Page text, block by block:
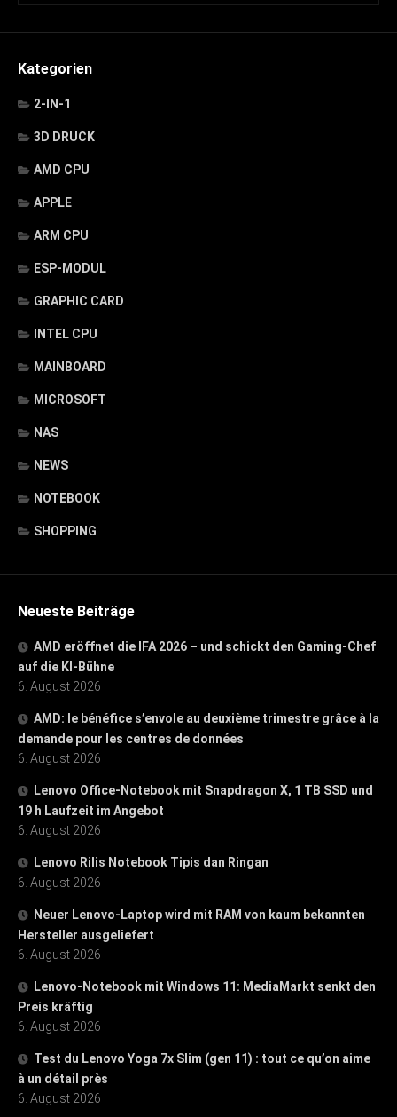
Kategorien
2-IN-1
3D DRUCK
AMD CPU
APPLE
ARM CPU
ESP-MODUL
GRAPHIC CARD
INTEL CPU
MAINBOARD
MICROSOFT
NAS
NEWS
NOTEBOOK
SHOPPING
Neueste Beiträge
AMD eröffnet die IFA 2026 – und schickt den Gaming-Chef
auf die KI-Bühne
6. August 2026
AMD: le bénéfice s’envole au deuxième trimestre grâce à la
demande pour les centres de données
6. August 2026
Lenovo Office-Notebook mit Snapdragon X, 1 TB SSD und
19 h Laufzeit im Angebot
6. August 2026
Lenovo Rilis Notebook Tipis dan Ringan
6. August 2026
Neuer Lenovo-Laptop wird mit RAM von kaum bekannten
Hersteller ausgeliefert
6. August 2026
Lenovo-Notebook mit Windows 11: MediaMarkt senkt den
Preis kräftig
6. August 2026
Test du Lenovo Yoga 7x Slim (gen 11) : tout ce qu’on aime
à un détail près
6. August 2026